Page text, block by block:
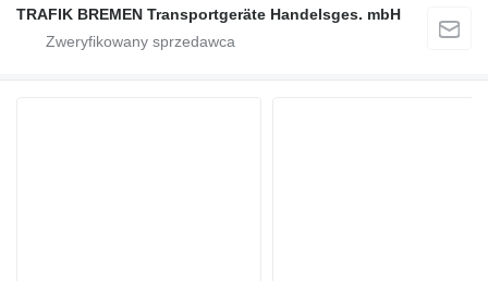
TRAFIK BREMEN Transportgeräte Handelsges. mbH